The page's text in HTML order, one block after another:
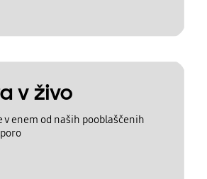
v živo
v enem od naših pooblaščenih